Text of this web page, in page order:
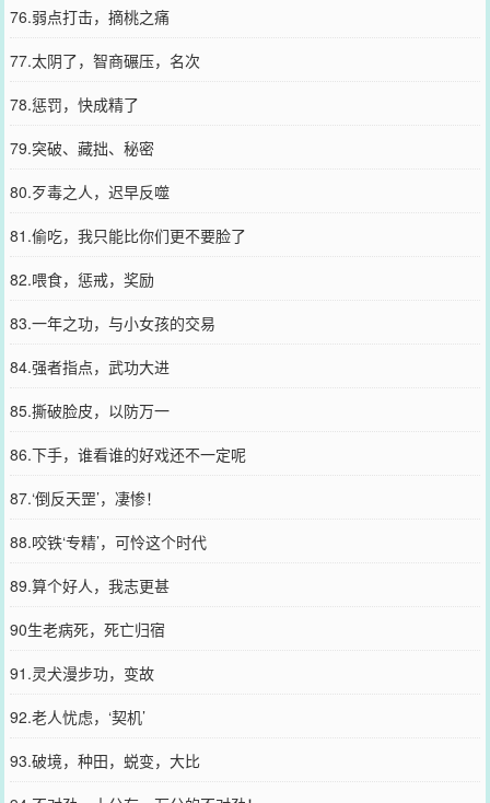
76.弱点打击，摘桃之痛
77.太阴了，智商碾压，名次
78.惩罚，快成精了
79.突破、藏拙、秘密
80.歹毒之人，迟早反噬
81.偷吃，我只能比你们更不要脸了
82.喂食，惩戒，奖励
83.一年之功，与小女孩的交易
84.强者指点，武功大进
85.撕破脸皮，以防万一
86.下手，谁看谁的好戏还不一定呢
87.‘倒反天罡’，凄惨！
88.咬铁‘专精’，可怜这个时代
89.算个好人，我志更甚
90生老病死，死亡归宿
91.灵犬漫步功，变故
92.老人忧虑，‘契机’
93.破境，种田，蜕变，大比